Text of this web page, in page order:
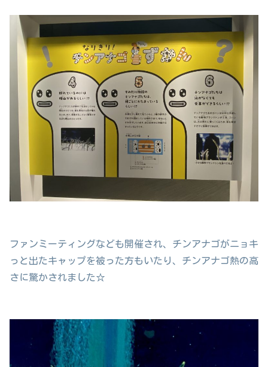
ファンミーティングなども開催され、チンアナゴがニョキ
っと出たキャップを被った方もいたり、チンアナゴ熱の高
さに驚かされました☆